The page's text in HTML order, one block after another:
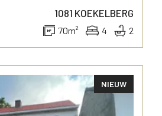
MEER INFO
1081 KOEKELBERG
70m² 4 2
NIEUW